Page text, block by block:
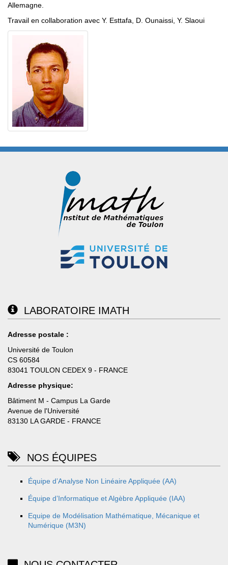
Allemagne.
Travail en collaboration avec Y. Esttafa, D. Ounaissi, Y. Slaoui
LABORATOIRE IMATH
Adresse postale :
Université de Toulon
CS 60584
83041 TOULON CEDEX 9 - FRANCE
Adresse physique:
Bâtiment M - Campus La Garde
Avenue de l'Université
83130 LA GARDE - FRANCE
NOS ÉQUIPES
Équipe d’Analyse Non Linéaire Appliquée (AA)
Équipe d’Informatique et Algèbre Appliquée (IAA)
Equipe de Modélisation Mathématique, Mécanique et
Numérique (M3N)